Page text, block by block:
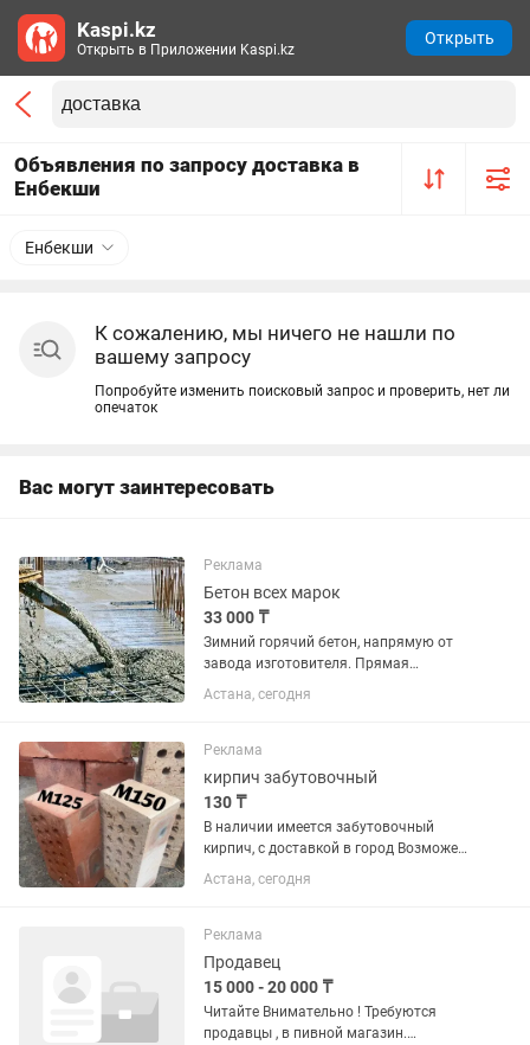
Объявления по запросу доставка в
Енбекши
Енбекши
К сожалению, мы ничего не нашли по
вашему запросу
Попробуйте изменить поисковый запрос и проверить, нет ли
опечаток
Вас могут заинтересовать
Реклама
Бетон всех марок
33 000 ₸
Зимний горячий бетон, напрямую от
завода изготовителя. Прямая
доставка по городу и области. Самый
качественный бетон
Астана, сегодня
Реклама
кирпич забутовочный
130 ₸
В наличии имеется забутовочный
кирпич, с доставкой в город Возможен
бартер
Астана, сегодня
Реклама
Продавец
15 000 - 20 000 ₸
Читайте Внимательно ! Требуются
продавцы , в пивной магазин.
Kaspi.kz
Открыть в Приложении Kaspi.kz
Открыть